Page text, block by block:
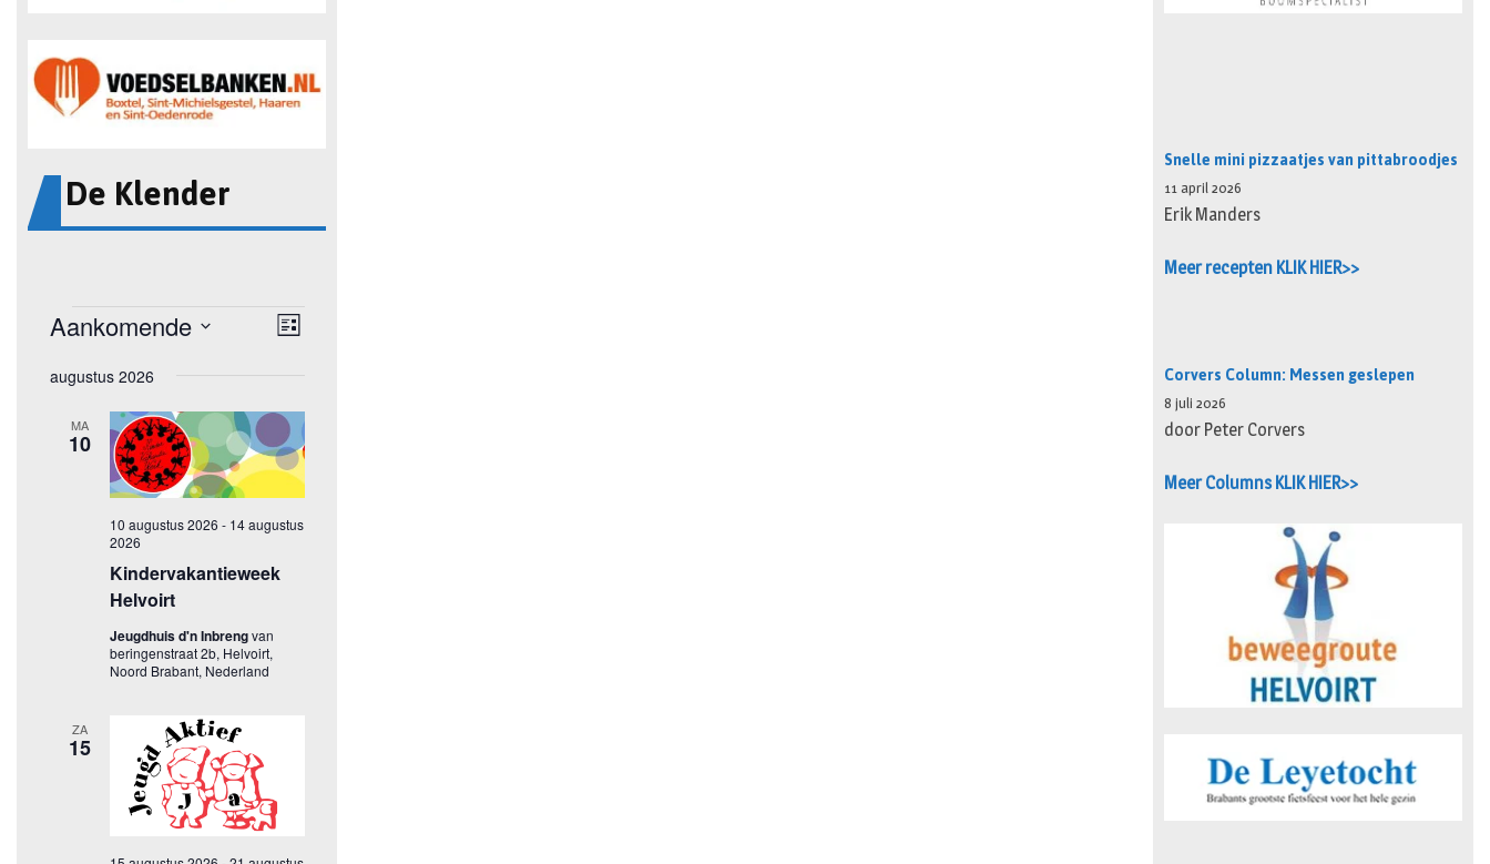
De Klender
Snelle mini pizzaatjes van pittabroodjes
11 april 2026
Erik Manders
Meer recepten KLIK HIER>>
Corvers Column: Messen geslepen
8 juli 2026
door Peter Corvers
Meer Columns KLIK HIER>>